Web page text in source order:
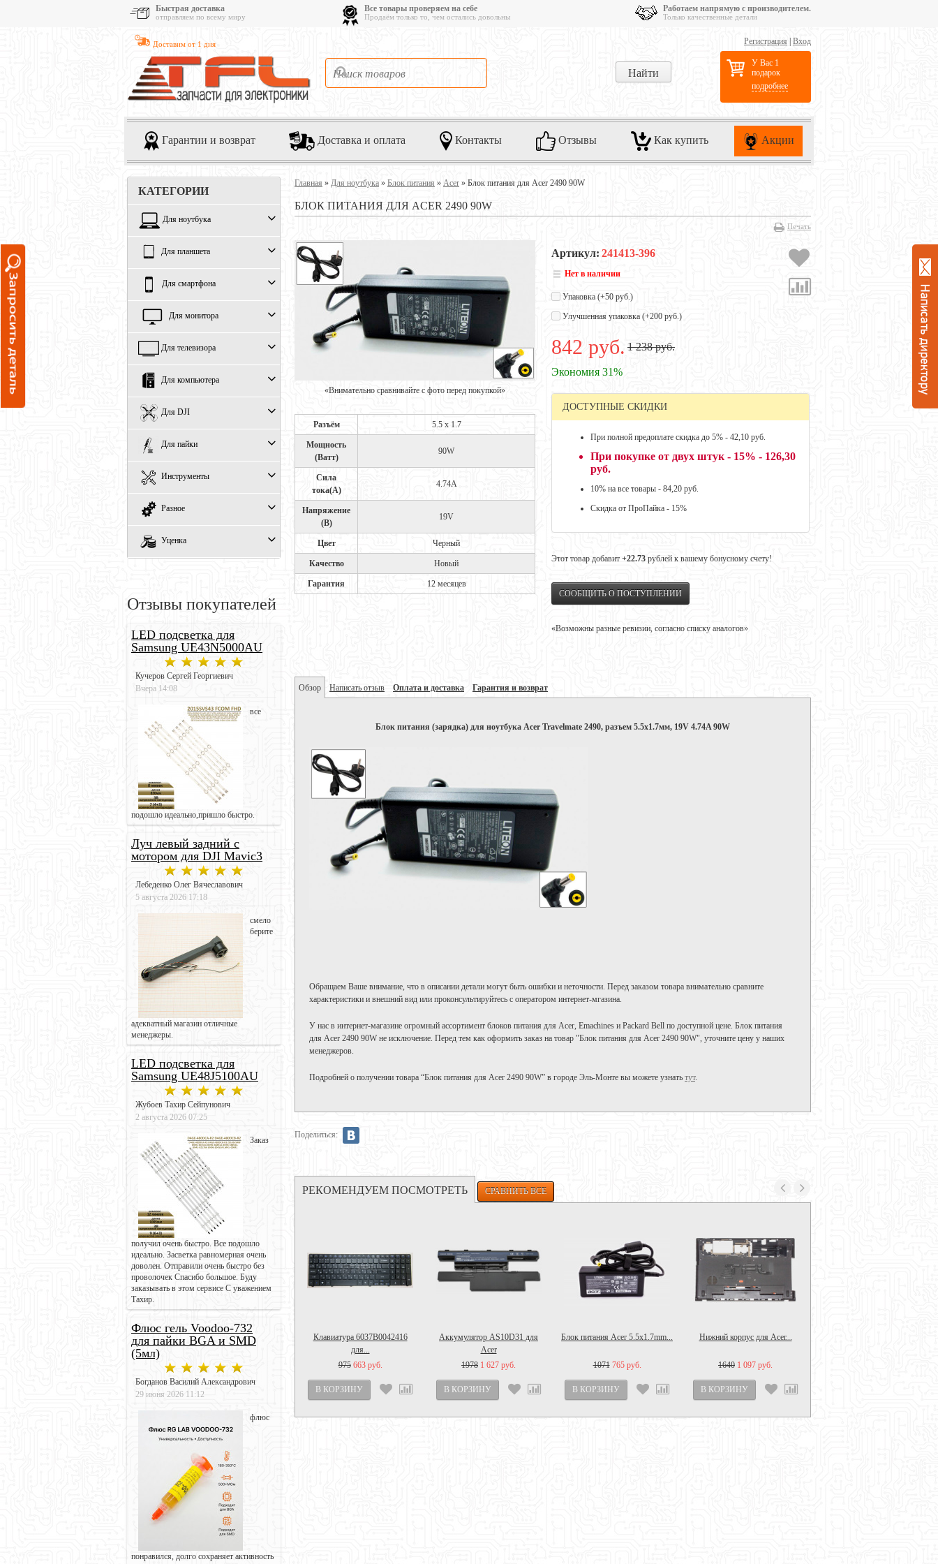
Быстрая доставка
отправляем по всему миру
Все товары проверяем на себе
Продаём только то, чем остались довольны
Работаем напрямую с производителем.
Только качественные детали
Доставим от 1 дня Регистрация Вход
У Вас 1
подарок
подробнее
Гарантии и возврат Доставка и оплата Контакты Отзывы Как купить Акции
КАТЕГОРИИ
Для ноутбука
Для планшета
Для смартфона
Для монитора
Для телевизора
Для компьютера
Для DJI
Для пайки
Инструменты
Разное
Уценка
Отзывы покупателей
LED подсветка для
Samsung UE43N5000AU
Кучеров Сергей Георгиевич
Вчера 14:08
все
подошло идеально,пришло быстро.
Луч левый задний с
мотором для DJI Mavic3
Лебеденко Олег Вячеславович
5 августа 2026 17:18
смело
берите
адекватный магазин отличные
менеджеры.
LED подсветка для
Samsung UE48J5100AU
Жубоев Тахир Сейпунович
2 августа 2026 07:25
Заказ
получил очень быстро. Все подошло
идеально. Засветка равномерная очень
доволен. Отправили очень быстро без
проволочек Спасибо большое. Буду
заказывать в этом сервисе С уважением
Тахир.
Флюс гель Voodoo-732
для пайки BGA и SMD
(5мл)
Богданов Василий Александрович
29 июня 2026 11:12
флюс
понравился, долго сохраняет активность
Главная » Для ноутбука » Блок питания » Acer » Блок питания для Acer 2490 90W
БЛОК ПИТАНИЯ ДЛЯ ACER 2490 90W
Печать
«Внимательно сравнивайте с фото перед покупкой»
Разъём 5.5 x 1.7
Мощность
(Ватт)
90W
Сила
тока(А)
4.74A
Напряжение
(В)
19V
Цвет Черный
Качество Новый
Гарантия 12 месяцев
Артикул: 241413-396
Нет в наличии
Упаковка (+50 руб.)
Улучшенная упаковка (+200 руб.)
842 руб. 1 238 руб.
Экономия 31%
ДОСТУПНЫЕ СКИДКИ
При полной предоплате скидка до 5% - 42,10 руб.
При покупке от двух штук - 15% - 126,30
руб.
10% на все товары - 84,20 руб.
Скидка от ПроПайка - 15%
Этот товар добавит +22.73 рублей к вашему бонусному счету!
СООБЩИТЬ О ПОСТУПЛЕНИИ
«Возможны разные ревизии, согласно списку аналогов»
Обзор Написать отзыв Оплата и доставка Гарантия и возврат
Блок питания (зарядка) для ноутбука Acer Travelmate 2490, разъем 5.5x1.7мм, 19V 4.74A 90W
Обращаем Ваше внимание, что в описании детали могут быть ошибки и неточности. Перед заказом товара внимательно сравните
характеристики и внешний вид или проконсультируйтесь с оператором интернет-мгазина.
У нас в интернет-магазине огромный ассортимент блоков питания для Acer, Emachines и Packard Bell по доступной цене. Блок питания
для Acer 2490 90W не исключение. Перед тем как оформить заказ на товар "Блок питания для Acer 2490 90W", уточните цену у наших
менеджеров.
Подробней о получении товара “Блок питания для Acer 2490 90W” в городе Эль-Монте вы можете узнать тут.
Поделиться:
РЕКОМЕНДУЕМ ПОСМОТРЕТЬ
Клавиатура 6037B0042416
для...
975 663 руб.
Аккумулятор AS10D31 для
Acer
1978 1 627 руб.
Блок питания Acer 5.5x1.7mm...
1071 765 руб.
Нижний корпус для Acer...
1640 1 097 руб.